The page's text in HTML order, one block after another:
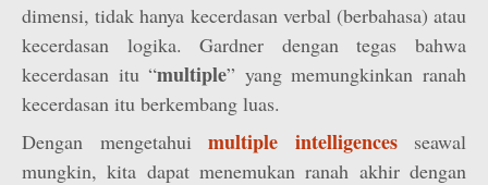
dimensi, tidak hanya kecerdasan verbal (berbahasa) atau
kecerdasan logika. Gardner dengan tegas bahwa
kecerdasan itu “multiple” yang memungkinkan ranah
kecerdasan itu berkembang luas.
Dengan mengetahui multiple intelligencesseawal
mungkin, kita dapat menemukan ranah akhir dengan